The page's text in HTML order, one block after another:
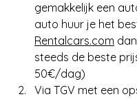
gemakkelijk een
auto huur je het
Rentalcars.com
steeds de beste
50€/dag)
Via TGV met een